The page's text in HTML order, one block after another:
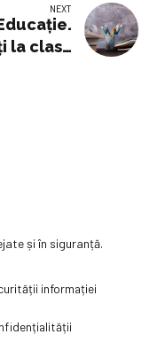
NEXT
la clasă
și în siguranță.
informației